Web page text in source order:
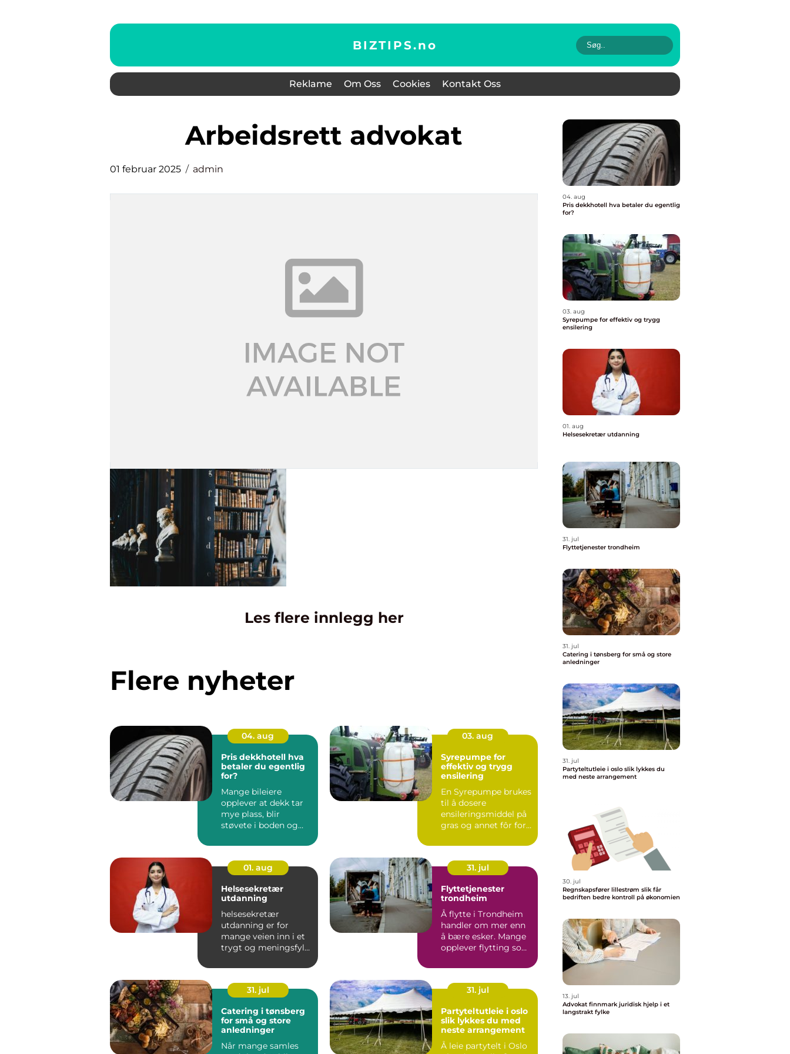
BIZTIPS.no
Reklame Om Oss Cookies Kontakt Oss
Arbeidsrett advokat
01 februar 2025 admin
Les flere innlegg her
Flere nyheter
04. aug
Pris dekkhotell hva
betaler du egentlig
for?
Mange bileiere
opplever at dekk tar
mye plass, blir
støvete i boden og
ganger i...
03. aug
Syrepumpe for
effektiv og trygg
ensilering
En Syrepumpe brukes
til å dosere
ensileringsmiddel på
gras og annet fôr for
konservering...
01. aug
Helsesekretær
utdanning
helsesekretær
utdanning er for
mange veien inn i et
trygt og meningsfylt
helsevesenet. Ut...
31. jul
Flyttetjenester
trondheim
Å flytte i Trondheim
handler om mer enn
å bære esker. Mange
opplever flytting som
31. jul
Catering i tønsberg
for små og store
anledninger
Når mange samles
31. jul
Partyteltutleie i oslo
slik lykkes du med
neste arrangement
Å leie partytelt i Oslo
04. aug
Pris dekkhotell hva betaler du egentlig
for?
03. aug
Syrepumpe for effektiv og trygg
ensilering
01. aug
Helsesekretær utdanning
31. jul
Flyttetjenester trondheim
31. jul
Catering i tønsberg for små og store
anledninger
31. jul
Partyteltutleie i oslo slik lykkes du
med neste arrangement
30. jul
Regnskapsfører lillestrøm slik får
bedriften bedre kontroll på økonomien
13. jul
Advokat finnmark juridisk hjelp i et
langstrakt fylke